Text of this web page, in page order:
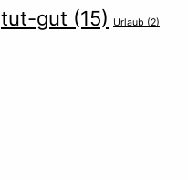
tut-gut (15) Urlaub (2)